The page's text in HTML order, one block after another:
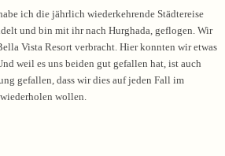
ich die jährlich wiederkehrende Städtereise
und bin mit ihr nach Hurghada, geflogen. Wir
Vista Resort verbracht. Hier konnten wir etwas
weil es uns beiden gut gefallen hat, ist auch
gefallen, dass wir dies auf jeden Fall im
wollen.